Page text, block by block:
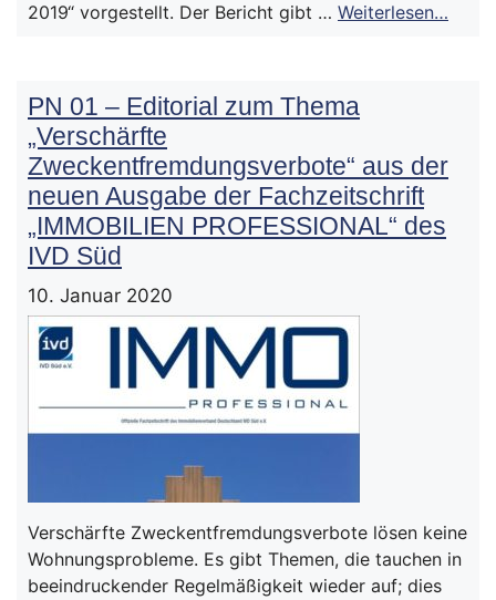
2019“ vorgestellt. Der Bericht gibt … Weiterlesen…
PN 01 – Editorial zum Thema
„Verschärfte
Zweckentfremdungsverbote“ aus der
neuen Ausgabe der Fachzeitschrift
„IMMOBILIEN PROFESSIONAL“ des
IVD Süd
10. Januar 2020
Verschärfte Zweckentfremdungsverbote lösen keine
Wohnungsprobleme. Es gibt Themen, die tauchen in
beeindruckender Regelmäßigkeit wieder auf; dies